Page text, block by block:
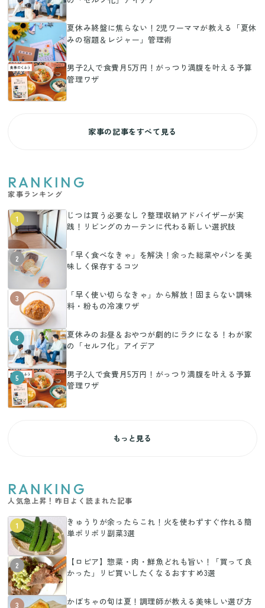
夏休み終盤に焦らない！2児ワーママが教える「夏休
みの宿題＆レジャー」管理術
男子2人で食費月5万円！がっつり満腹を叶える予算
管理ワザ
家事の記事をすべて見る
RANKING
家事ランキング
1
じつは買う必要なし？整理収納アドバイザーが実
践！リビングのカーテンに代わる新しい選択肢
2
「早く食べなきゃ」を解決！余った総菜やパンを美
味しく保存するコツ
3
「早く使い切らなきゃ」から解放！固まらない調味
料・粉もの冷凍ワザ
4
夏休みのお昼＆おやつが劇的にラクになる！わが家
の「セルフ化」アイデア
5
男子2人で食費月5万円！がっつり満腹を叶える予算
管理ワザ
もっと見る
RANKING
人気急上昇！昨日よく読まれた記事
1
きゅうりが余ったらこれ！火を使わずすぐ作れる簡
単ポリポリ副菜3選
2
【ロピア】惣菜・肉・鮮魚どれも旨い！「買って良
かった」リピ買いしたくなるおすすめ3選
3
かぼちゃの旬は夏！調理師が教える美味しい選び方